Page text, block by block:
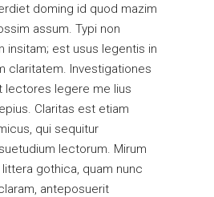
doming id quod mazim
assum. Typi non
insitam; est usus legentis in
claritatem. Investigationes
lectores legere me lius
Claritas est etiam
qui sequitur
lectorum. Mirum
gothica, quam nunc
anteposuerit